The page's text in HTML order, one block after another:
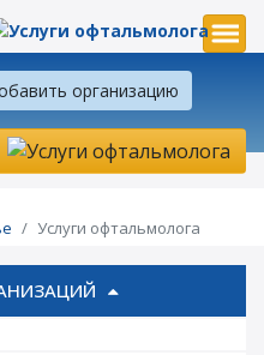
организацию
Услуги офтальмолога